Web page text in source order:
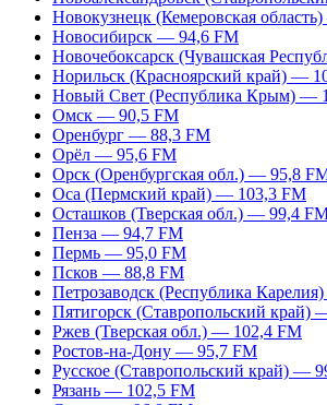
Новокузнецк (Кемеровская
Новосибирск — 94,6 FM
Новочебоксарск (Чувашская
Норильск (Красноярский край) —
Новый Свет (Республика Крым) —
Омск — 90,5 FM
Оренбург — 88,3 FM
Орёл — 95,6 FM
Орск (Оренбургская обл.) — 95,8
Оса (Пермский край) — 103,3 FM
Осташков (Тверская обл.) — 99,4
Пенза — 94,7 FM
Пермь — 95,0 FM
Псков — 88,8 FM
Петрозаводск (Республика
Пятигорск (Ставропольский край)
Ржев (Тверская обл.) — 102,4 FM
Ростов-на-Дону — 95,7 FM
Русское (Ставропольский край) —
Рязань — 102,5 FM